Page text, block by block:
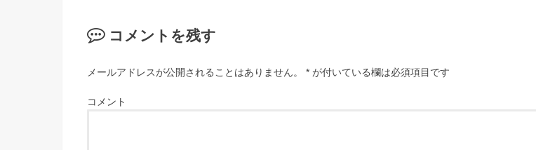
コメントを残す
メールアドレスが公開されることはありません。 * が付いている欄は必須項目です
コメント